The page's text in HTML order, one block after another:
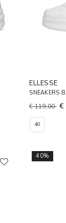
ELLESSE
SNEAKERS
€ 119,00 €
40
40%